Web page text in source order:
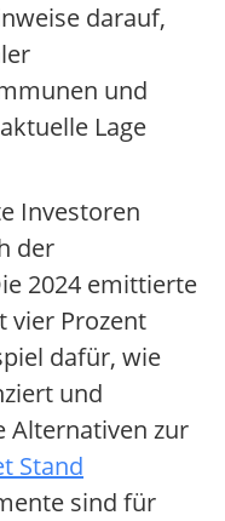
darauf,
und
Lage
Investoren
der
2024 emittierte
vier Prozent
dafür, wie
und
Alternativen zur
Stand
sind für